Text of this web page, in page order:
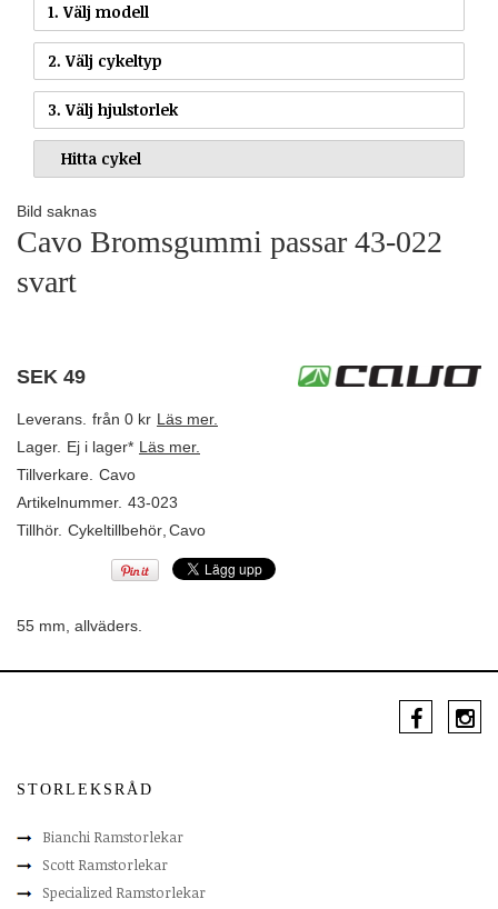
1. Välj modell
2. Välj cykeltyp
3. Välj hjulstorlek
Bild saknas
Cavo Bromsgummi passar 43-022
svart
SEK 49
Leverans. från 0 kr Läs mer.
Lager. Ej i lager* Läs mer.
Tillverkare. Cavo
Artikelnummer. 43-023
Tillhör. Cykeltillbehör Cavo
55 mm, allväders.
STORLEKSRÅD
Bianchi Ramstorlekar
Scott Ramstorlekar
Specialized Ramstorlekar